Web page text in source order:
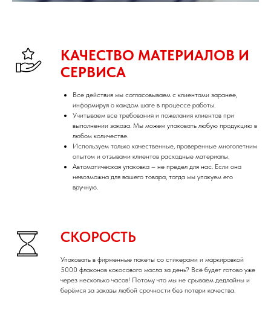
КАЧЕСТВО МАТЕРИАЛОВ И
СЕРВИСА
Все действия мы согласовываем с клиентами заранее,
информируя о каждом шаге в процессе работы.
Учитываем все требования и пожелания клиентов при
выполнении заказа. Мы можем упаковать любую продукцию в
любом количестве.
Используем только качественные, проверенные многолетним
опытом и отзывами клиентов расходные материалы.
Автоматическая упаковка – не предел для нас. Если она
невозможна для вашего товара, тогда мы упакуем его
вручную.
СКОРОСТЬ
Упаковать в фирменные пакеты со стикерами и маркировкой
5000 флаконов кокосового масла за день? Всё будет готово уже
через несколько часов! Потому что мы не срываем дедлайны и
берёмся за заказы любой срочности без потери качества.